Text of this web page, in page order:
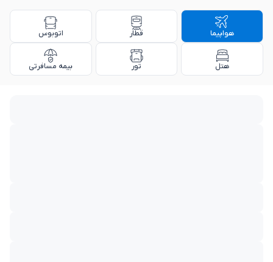
هواپیما قطار اتوبوس
هتل تور بیمه مسافرتی